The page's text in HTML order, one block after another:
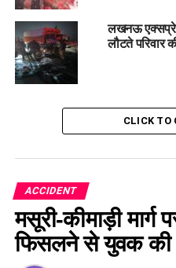
RELATED TOPICS: AGRA
HEARTBREAKING INCIDENT
SUSPENSEFULWEDDING
UTTARPRADESH
पीड़ित महिला का आरोप: पूर्व
उत्तराखंड: स्कूली बच्चों से भरी
लखनऊ
लौटते परिवार
CLICK TO
ACCIDENT
मसूरी-कीमाड़ी मार्ग
फिसलने से युवक की